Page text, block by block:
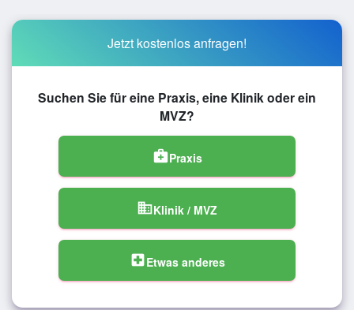
Jetzt kostenlos anfragen!
Suchen Sie für eine Praxis, eine Klinik oder ein
MVZ?
medical_servicesPraxis
domainKlinik / MVZ
local_hospitalEtwas anderes